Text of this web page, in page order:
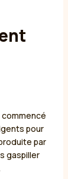
pour
par
gaspiller